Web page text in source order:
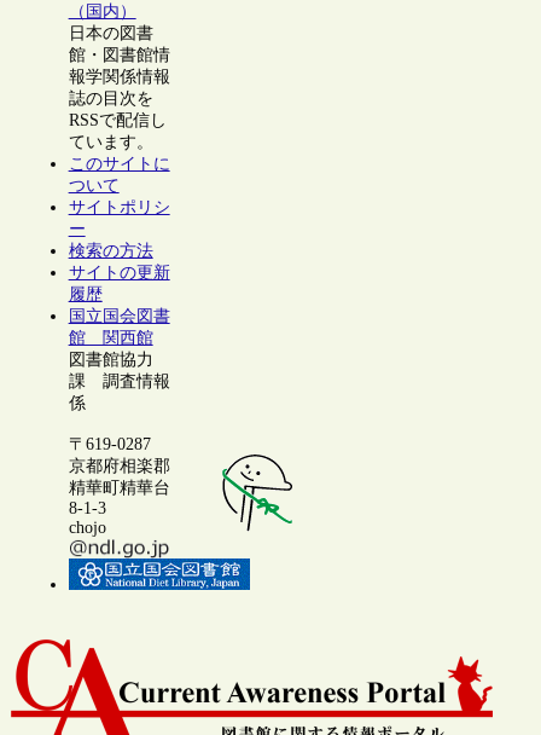
（国内）
日本の図書
館・図書館情
報学関係情報
誌の目次を
RSSで配信し
ています。
このサイトに
ついて
サイトポリシ
ー
検索の方法
サイトの更新
履歴
国立国会図書
館 関西館
図書館協力
課 調査情報
係
〒619-0287
京都府相楽郡
精華町精華台
8-1-3
chojo